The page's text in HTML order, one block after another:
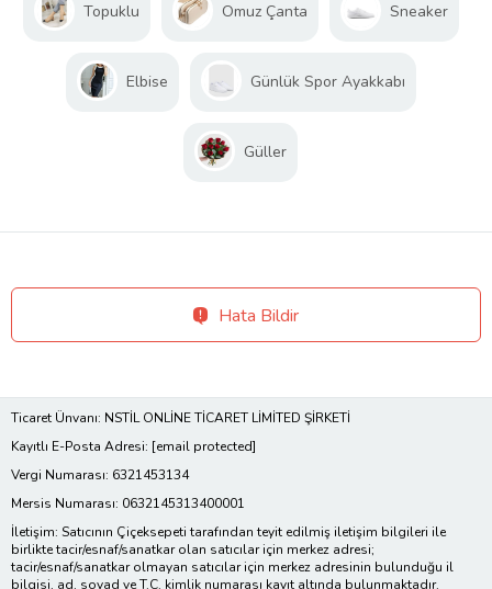
Topuklu Omuz Çanta Sneaker
Elbise Günlük Spor Ayakkabı
Güller
Hata Bildir
Ticaret Ünvanı: NSTİL ONLİNE TİCARET LİMİTED ŞİRKETİ
Kayıtlı E-Posta Adresi: [email protected]
Vergi Numarası: 6321453134
Mersis Numarası: 0632145313400001
İletişim: Satıcının Çiçeksepeti tarafından teyit edilmiş iletişim bilgileri ile
birlikte tacir/esnaf/sanatkar olan satıcılar için merkez adresi;
tacir/esnaf/sanatkar olmayan satıcılar için merkez adresinin bulunduğu il
bilgisi, ad, soyad ve T.C. kimlik numarası kayıt altında bulunmaktadır.